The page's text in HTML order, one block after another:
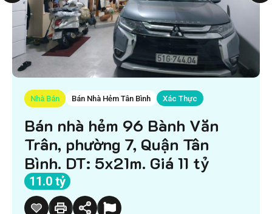
Nhà Bán Bán Nhà Hẻm Tân Bình Xác Thực
Bán nhà hẻm 96 Bành Văn
Trân, phường 7, Quận Tân
Bình. DT: 5x21m. Giá 11 tỷ
11.0 tỷ